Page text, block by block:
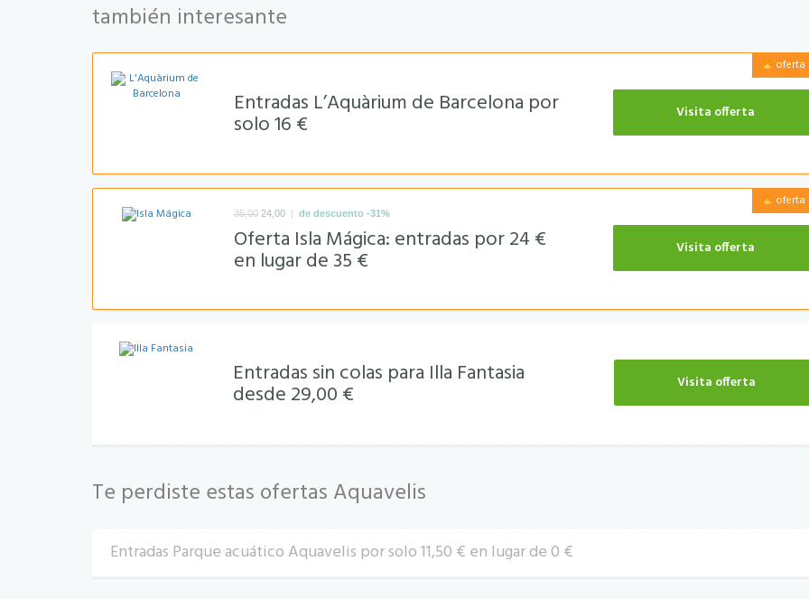
también interesante
oferta
Entradas L’Aquàrium de Barcelona por
solo 16 € Visita offerta
oferta
35,00 24,00 | de descuento -31%
Oferta Isla Mágica: entradas por 24 €
en lugar de 35 € Visita offerta
Entradas sin colas para Illa Fantasia
desde 29,00 € Visita offerta
Te perdiste estas ofertas Aquavelis
Entradas Parque acuático Aquavelis por solo 11,50 € en lugar de 0 €